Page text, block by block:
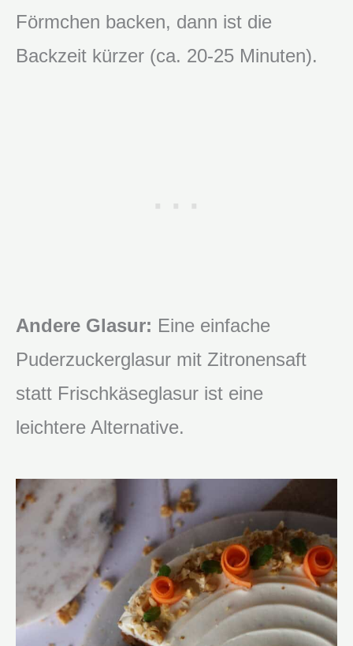
Förmchen backen, dann ist die
Backzeit kürzer (ca. 20-25 Minuten).
Andere Glasur: Eine einfache
Puderzuckerglasur mit Zitronensaft
statt Frischkäseglasur ist eine
leichtere Alternative.